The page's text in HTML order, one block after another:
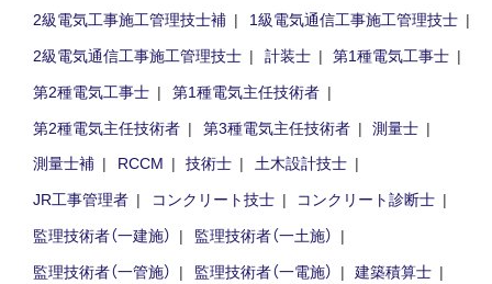
2級電気工事施工管理技士補
1級電気通信工事施工管理技士
2級電気通信工事施工管理技士
計装士
第1種電気工事士
第2種電気工事士
第1種電気主任技術者
第2種電気主任技術者
第3種電気主任技術者
測量士
測量士補
RCCM 技術士
土木設計技士
JR工事管理者
コンクリート技士
コンクリート診断士
監理技術者（一建施）
監理技術者（一土施）
監理技術者（一管施）
監理技術者（一電施） 建築積算士